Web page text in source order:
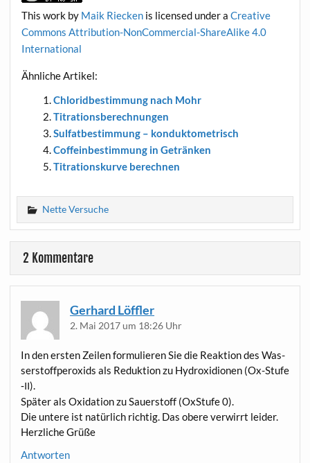
This work by Maik Riecken is licen­sed under aCrea­ti­ve
Com­mons Attri­bu­ti­on-Non­Com­mer­cial-ShareA­li­ke 4.0
International
Ähn­li­che Artikel:
Chlo­rid­be­stim­mung nach Mohr
Titra­ti­ons­be­rech­nun­gen
Sul­fat­be­stim­mung – konduktometrisch
Cof­f­ein­be­stim­mung in Getränken
Titra­ti­ons­kur­ve berechnen
Nette Versuche
2 Kommentare
Gerhard Löffler
2. Mai 2017 um 18:26 Uhr
In den ers­ten Zei­len for­mu­lie­ren Sie die Reak­ti­on des Was­
ser­stoff­per­oxids als Reduk­ti­on zu Hydr­o­xi­d­io­nen (Ox-Stu­fe
‑II).
Spä­ter als Oxi­da­ti­on zu Sau­er­stoff (OxStu­fe 0).
Die unte­re ist natür­lich rich­tig. Das obe­re ver­wirrt leider.
Herz­li­che Grüße
Antworten